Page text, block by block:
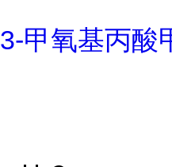
3-甲氧基丙酸